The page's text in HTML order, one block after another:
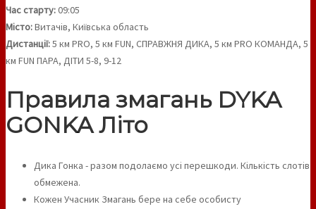
Час старту:09:05
Місто:Витачів, Київська область
Дистанції:5 км PRO, 5 км FUN, СПРАВЖНЯ ДИКА, 5 км PRO КОМАНДА, 5
км FUN ПАРА, ДІТИ 5-8, 9-12
Правила змагань DYKA
GONKA Літо
Дика Гонка - разом подолаємо усі перешкоди. Кількість слотів
обмежена.
Кожен Учасник Змагань бере на себе особисту